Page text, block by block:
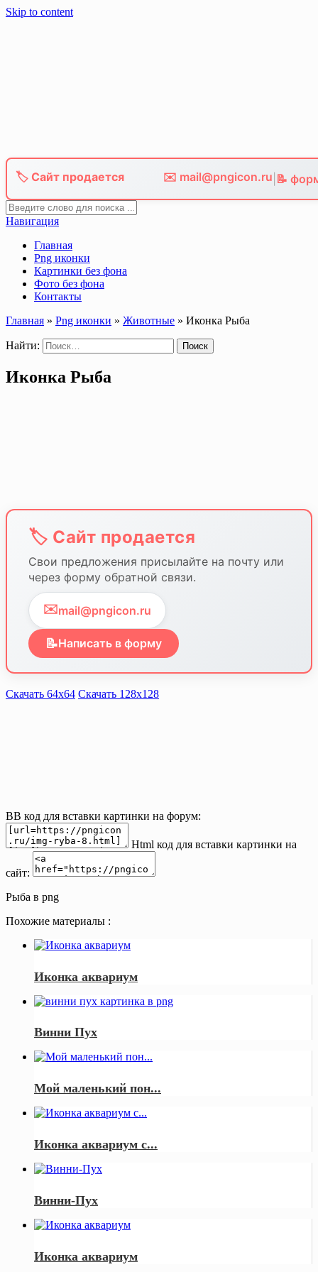
Skip to content
🏷️ Сайт продается ✉️ mail@pngicon.ru 📝
Навигация
Главная
Png иконки
Картинки без фона
Фото без фона
Контакты
Главная » Png иконки » Животные » Иконка Рыба
Найти:
Иконка Рыба
🏷️ Сайт продается
Свои предложения присылайте на почту или
через форму обратной связи.
✉️mail@pngicon.ru
📝Написать в форму
Скачать 64х64 Скачать 128х128
BB код для вставки картинки на форум:
Html код для вставки картинки на
сайт:
Рыба в png
Похожие материалы :
Иконка аквариум
Винни Пух
Мой маленький пон...
Иконка аквариум с...
Винни-Пух
Иконка аквариум